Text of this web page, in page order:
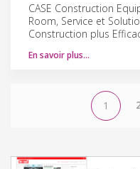
CASE Construction
Room, Service et
Construction plus
En savoir plus…
1